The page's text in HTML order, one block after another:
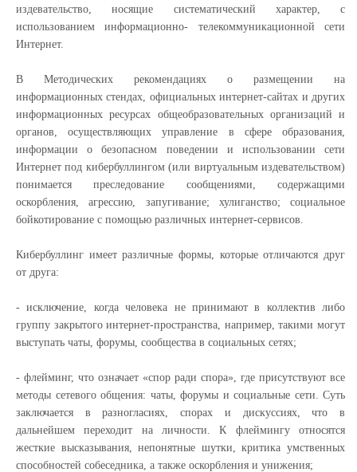
издевательство, носящие систематический характер, с
использованием информационно- телекоммуникационной сети
Интернет.
В Методических рекомендациях о размещении на
информационных стендах, официальных интернет-сайтах и других
информационных ресурсах общеобразовательных организаций и
органов, осуществляющих управление в сфере образования,
информации о безопасном поведении и использовании сети
Интернет под кибербуллингом (или виртуальным издевательством)
понимается преследование сообщениями, содержащими
оскорбления, агрессию, запугивание; хулиганство; социальное
бойкотирование с помощью различных интернет-сервисов.
Кибербуллинг имеет различные формы, которые отличаются друг
от друга:
- исключение, когда человека не принимают в коллектив либо
группу закрытого интернет-пространства, например, такими могут
выступать чаты, форумы, сообщества в социальных сетях;
- флейминг, что означает «спор ради спора», где присутствуют все
методы сетевого общения: чаты, форумы и социальные сети. Суть
заключается в разногласиях, спорах и дискуссиях, что в
дальнейшем переходит на личности. К флеймингу относятся
жесткие высказывания, непонятные шутки, критика умственных
способностей собеседника, а также оскорбления и унижения;